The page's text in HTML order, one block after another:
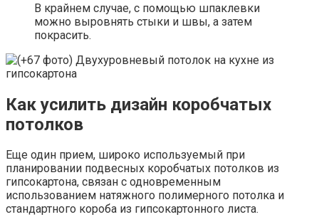
В крайнем случае, с помощью шпаклевки
можно выровнять стыки и швы, а затем
покрасить.
Как усилить дизайн коробчатых
потолков
Еще один прием, широко используемый при
планировании подвесных коробчатых потолков из
гипсокартона, связан с одновременным
использованием натяжного полимерного потолка и
стандартного короба из гипсокартонного листа.